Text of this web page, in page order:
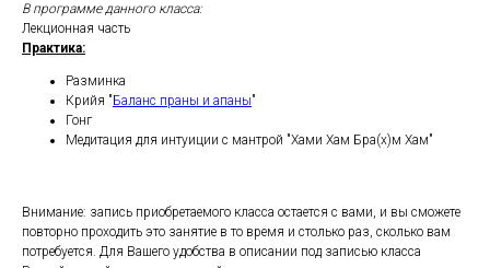
В программе данного класса:
Лекционная часть
Практика:
Разминка
Крийя " Баланс праны и апаны"
Гонг
Медитация для интуиции с мантрой "Хами Хам Бра(х)м Хам"
Внимание: запись приобретаемого класса остается с вами, и вы сможете
повторно проходить это занятие в то время и столько раз, сколько вам
потребуется. Для Вашего удобства в описании под записью класса